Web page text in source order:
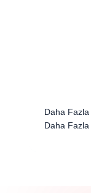
Daha Fazla
Daha Fazla